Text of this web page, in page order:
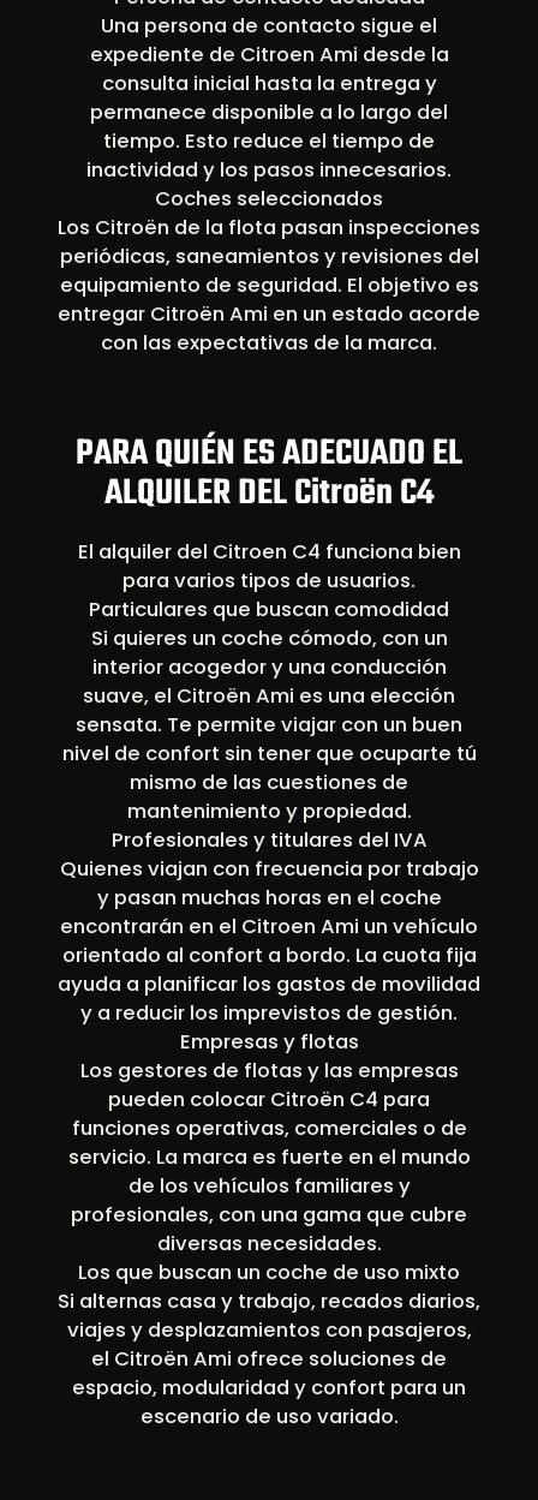
Una persona de contacto sigue el
expediente de Citroen Ami desde la
consulta inicial hasta la entrega y
permanece disponible a lo largo del
tiempo. Esto reduce el tiempo de
inactividad y los pasos innecesarios.
Coches seleccionados
Los Citroën de la flota pasan inspecciones
periódicas, saneamientos y revisiones del
equipamiento de seguridad. El objetivo es
entregar Citroën Ami en un estado acorde
con las expectativas de la marca.
PARA QUIÉN ES ADECUADO EL
ALQUILER DEL Citroën C4
El alquiler del Citroen C4 funciona bien
para varios tipos de usuarios.
Particulares que buscan comodidad
Si quieres un coche cómodo, con un
interior acogedor y una conducción
suave, el Citroën Ami es una elección
sensata. Te permite viajar con un buen
nivel de confort sin tener que ocuparte tú
mismo de las cuestiones de
mantenimiento y propiedad.
Profesionales y titulares del IVA
Quienes viajan con frecuencia por trabajo
y pasan muchas horas en el coche
encontrarán en el Citroen Ami un vehículo
orientado al confort a bordo. La cuota fija
ayuda a planificar los gastos de movilidad
y a reducir los imprevistos de gestión.
Empresas y flotas
Los gestores de flotas y las empresas
pueden colocar Citroën C4 para
funciones operativas, comerciales o de
servicio. La marca es fuerte en el mundo
de los vehículos familiares y
profesionales, con una gama que cubre
diversas necesidades.
Los que buscan un coche de uso mixto
Si alternas casa y trabajo, recados diarios,
viajes y desplazamientos con pasajeros,
el Citroën Ami ofrece soluciones de
espacio, modularidad y confort para un
escenario de uso variado.